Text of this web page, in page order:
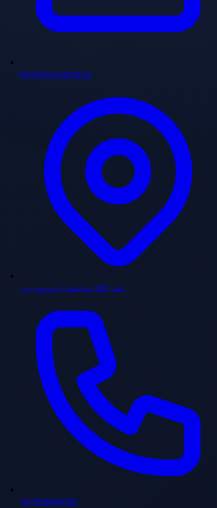
info@homeland.ae
دفتر 220، ساختمان ایریدیوم، دبی
+971556610000